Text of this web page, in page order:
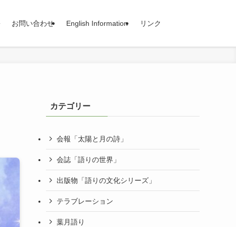
お問い合わせ English Information リンク
カテゴリー
会報「太陽と月の詩」
会誌「語りの世界」
出版物「語りの文化シリーズ」
テラブレーション
葉月語り